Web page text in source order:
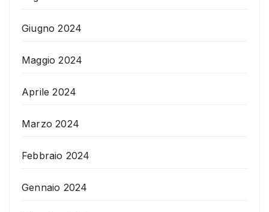
Giugno 2024
Maggio 2024
Aprile 2024
Marzo 2024
Febbraio 2024
Gennaio 2024